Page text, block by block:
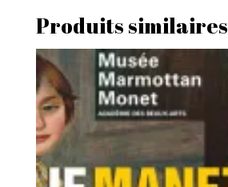
Produits similaires